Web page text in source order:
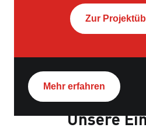
Auftraggeber:
Mehr erfahren
Zur
Unsere